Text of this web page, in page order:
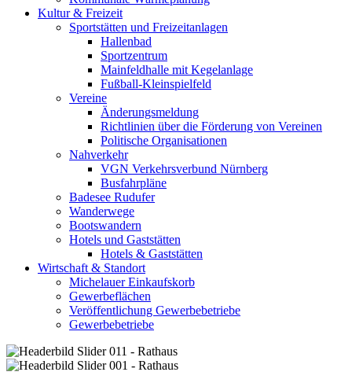
Kultur & Freizeit
Sportstätten und Freizeitanlagen
Hallenbad
Sportzentrum
Mainfeldhalle mit Kegelanlage
Fußball-Kleinspielfeld
Vereine
Änderungsmeldung
Richtlinien über die Förderung von Vereinen
Politische Organisationen
Nahverkehr
VGN Verkehrsverbund Nürnberg
Busfahrpläne
Badesee Rudufer
Wanderwege
Bootswandern
Hotels und Gaststätten
Hotels & Gaststätten
Wirtschaft & Standort
Michelauer Einkaufskorb
Gewerbeflächen
Veröffentlichung Gewerbebetriebe
Gewerbebetriebe